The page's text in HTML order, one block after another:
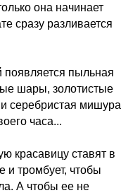
она начинает
сразу разливается
появляется пыльная
шары, золотистые
и серебристая мишура
часа...
красавицу ставят в
и тромбует, чтобы
А чтобы ее не